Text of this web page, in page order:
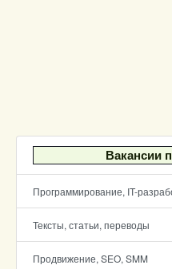
Вакансии
Программирование, IT-
Тексты, статьи, переводы
Продвижение, SEO, SMM